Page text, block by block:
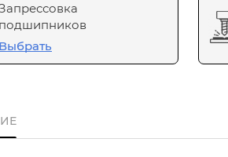
подшипников
Выбрать